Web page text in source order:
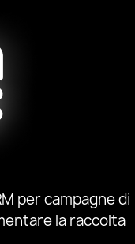
per campagne di
la raccolta